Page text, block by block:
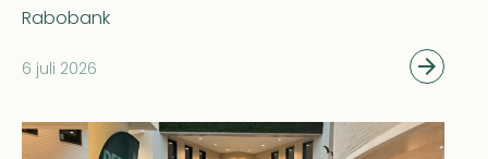
Rabobank
6 juli 2026